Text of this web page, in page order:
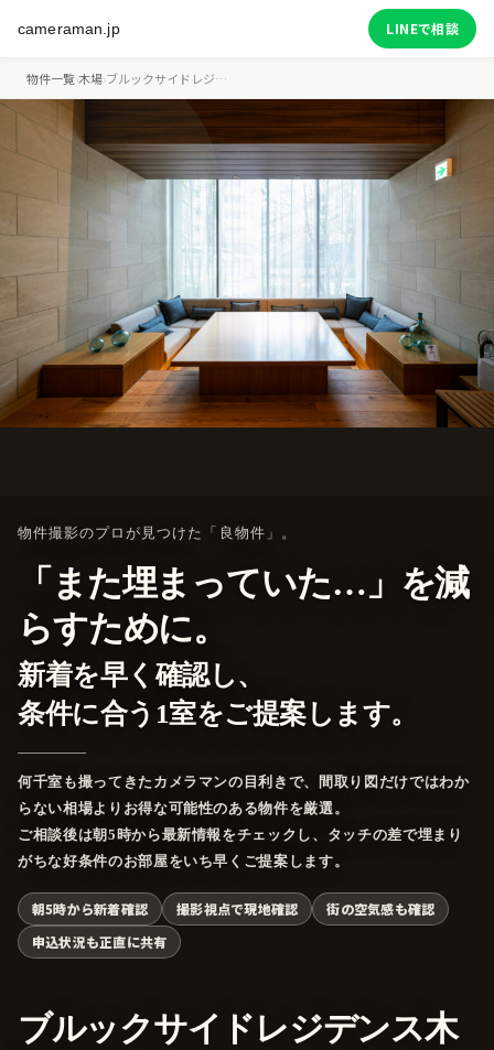
cameraman.jp LINEで相談
物件一覧›木場›ブルックサイドレジ…
物件撮影のプロが見つけた「良物件」。
「また埋まっていた…」を減
らすために。
新着を早く確認し、
条件に合う1室をご提案します。
何千室も撮ってきたカメラマンの目利きで、間取り図だけではわか
らない相場よりお得な可能性のある物件を厳選。
ご相談後は朝5時から最新情報をチェックし、タッチの差で埋まり
がちな好条件のお部屋をいち早くご提案します。
朝5時から新着確認 撮影視点で現地確認
街の空気感も確認
申込状況も正直に共有
ブルックサイドレジデンス木